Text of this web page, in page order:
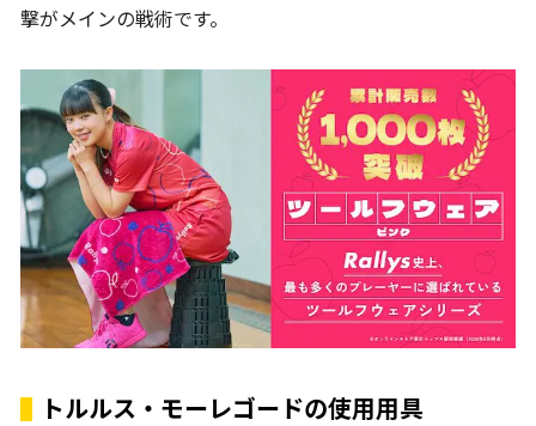
撃がメインの戦術です。
トルルス・モーレゴードの使用用具